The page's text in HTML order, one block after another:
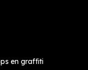
en graffiti